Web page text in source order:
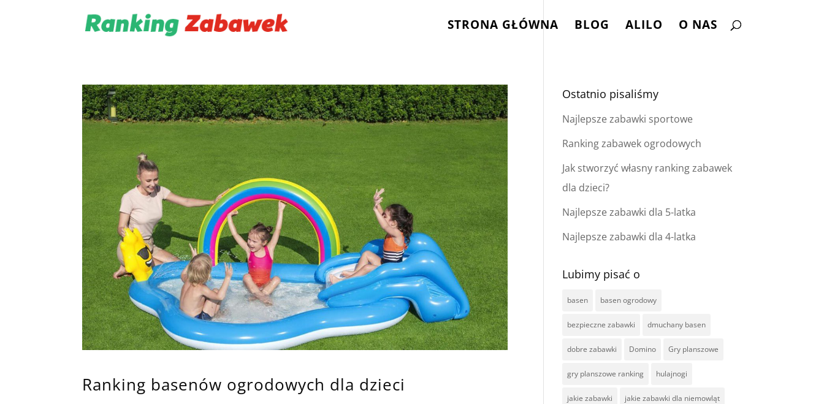
STRONA GŁÓWNA BLOG ALILO O NAS
Ranking basenów ogrodowych dla dzieci
Ostatnio pisaliśmy
Najlepsze zabawki sportowe
Ranking zabawek ogrodowych
Jak stworzyć własny ranking zabawek
dla dzieci?
Najlepsze zabawki dla 5-latka
Najlepsze zabawki dla 4-latka
Lubimy pisać o
basen basen ogrodowy
bezpieczne zabawki dmuchany basen
dobre zabawki Domino Gry planszowe
gry planszowe ranking hulajnogi
jakie zabawki jakie zabawki dla niemowląt